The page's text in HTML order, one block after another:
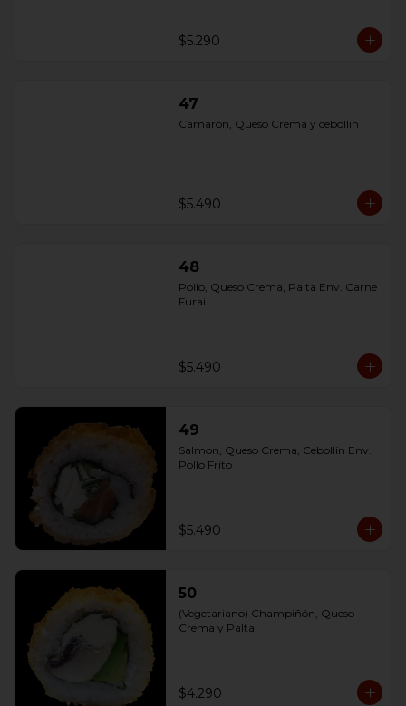
$5.290
47
Camarón, Queso Crema y cebollin
$5.490
48
Pollo, Queso Crema, Palta Env. Carne
Furai
$5.490
49
Salmon, Queso Crema, Cebollín Env.
Pollo Frito
$5.490
50
(Vegetariano) Champiñón, Queso
Crema y Palta
$4.290